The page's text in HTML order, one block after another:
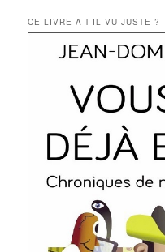
CE LIVRE A-T-IL VU JUSTE ?